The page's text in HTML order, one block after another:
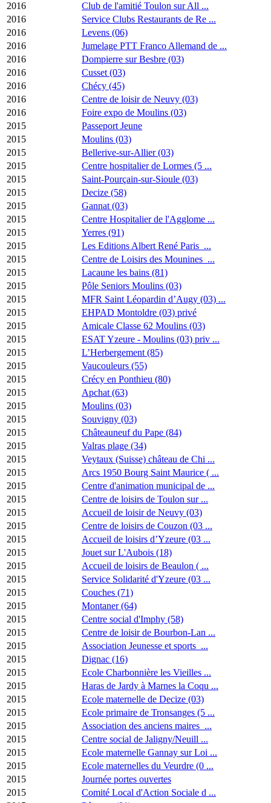
2016
Club de l'amitié Toulon sur All ...
2016
Service Clubs Restaurants de Re ...
2016
Levens (06)
2016
Jumelage PTT Franco Allemand de ...
2016
Dompierre sur Besbre (03)
2016
Cusset (03)
2016
Chécy (45)
2016
Centre de loisir de Neuvy (03)
2016
Foire expo de Moulins (03)
2015
Passeport Jeune
2015
Moulins (03)
2015
Bellerive-sur-Allier (03)
2015
Centre hospitalier de Lormes (5 ...
2015
Saint-Pourçain-sur-Sioule (03)
2015
Decize (58)
2015
Gannat (03)
2015
Centre Hospitalier de l'Agglome ...
2015
Yerres (91)
2015
Les Editions Albert René Paris ...
2015
Centre de Loisirs des Mounines ...
2015
Lacaune les bains (81)
2015
Pôle Seniors Moulins (03)
2015
MFR Saint Léopardin d’Augy (03) ...
2015
EHPAD Montoldre (03) privé
2015
Amicale Classe 62 Moulins (03)
2015
ESAT Yzeure - Moulins (03) priv ...
2015
L’Herbergement (85)
2015
Vaucouleurs (55)
2015
Crécy en Ponthieu (80)
2015
Apchat (63)
2015
Moulins (03)
2015
Souvigny (03)
2015
Châteauneuf du Pape (84)
2015
Valras plage (34)
2015
Veytaux (Suisse) château de Chi ...
2015
Arcs 1950 Bourg Saint Maurice ( ...
2015
Centre d'animation municipal de ...
2015
Centre de loisirs de Toulon sur ...
2015
Accueil de loisir de Neuvy (03)
2015
Centre de loisirs de Couzon (03 ...
2015
Accueil de loisirs d’Yzeure (03 ...
2015
Jouet sur L'Aubois (18)
2015
Accueil de loisirs de Beaulon ( ...
2015
Service Solidarité d'Yzeure (03 ...
2015
Couches (71)
2015
Montaner (64)
2015
Centre social d'Imphy (58)
2015
Centre de loisir de Bourbon-Lan ...
2015
Association Jeunesse et sports ...
2015
Dignac (16)
2015
Ecole Charbonnière les Vieilles ...
2015
Haras de Jardy à Marnes la Coqu ...
2015
Ecole maternelle de Decize (03)
2015
Ecole primaire de Tronsanges (5 ...
2015
Association des anciens maires ...
2015
Centre social de Jaligny/Neuill ...
2015
Ecole maternelle Gannay sur Loi ...
2015
Ecole maternelles du Veurdre (0 ...
2015
Journée portes ouvertes
2015
Comité Local d'Action Sociale d ...